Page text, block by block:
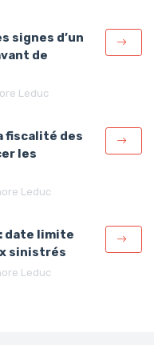
signes d’un
de
Leduc
fiscalité des
les
Leduc
date limite
sinistrés
Leduc